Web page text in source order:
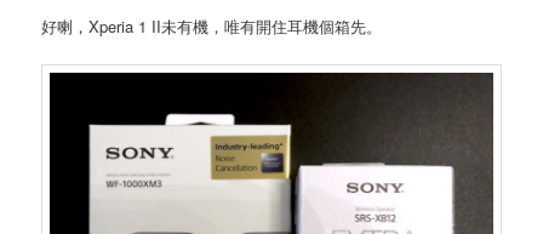
好喇，Xperia 1 II未有機，唯有開住耳機個箱先。